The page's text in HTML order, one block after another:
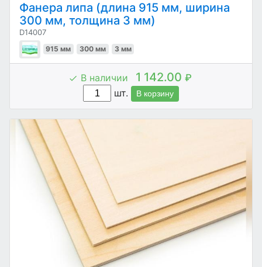
Фанера липа (длина 915 мм, ширина
300 мм, толщина 3 мм)
D14007
915 мм 300 мм 3 мм
В наличии 1 142.00 ₽
шт.
В корзину